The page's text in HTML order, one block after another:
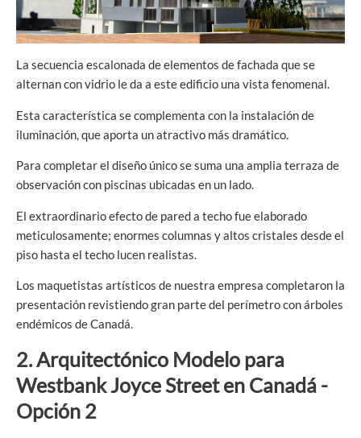
La secuencia escalonada de elementos de fachada que se
alternan con vidrio le da a este edificio una vista fenomenal.
Esta característica se complementa con la instalación de
iluminación, que aporta un atractivo más dramático.
Para completar el diseño único se suma una amplia terraza de
observación con piscinas ubicadas en un lado.
El extraordinario efecto de pared a techo fue elaborado
meticulosamente; enormes columnas y altos cristales desde el
piso hasta el techo lucen realistas.
Los maquetistas artísticos de nuestra empresa completaron la
presentación revistiendo gran parte del perímetro con árboles
endémicos de Canadá.
2.Arquitectónico Modelo para
Westbank Joyce Street en Canadá -
Opción 2